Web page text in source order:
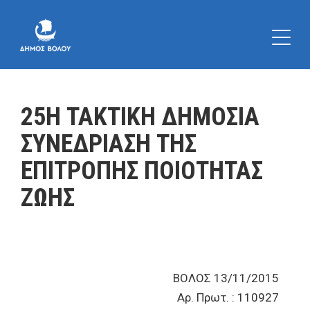
25Η ΤΑΚΤΙΚΗ ΔΗΜΟΣΙΑ
ΣΥΝΕΔΡΙΑΣΗ ΤΗΣ
ΕΠΙΤΡΟΠΗΣ ΠΟΙΟΤΗΤΑΣ
ΖΩΗΣ
ΒΟΛΟΣ 13/11/2015
Αρ. Πρωτ. : 110927